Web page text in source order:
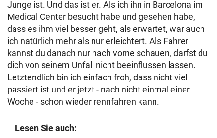
Junge ist. Und das ist er. Als ich ihn in Barcelona im
Medical Center besucht habe und gesehen habe,
dass es ihm viel besser geht, als erwartet, war auch
ich natürlich mehr als nur erleichtert. Als Fahrer
kannst du danach nur nach vorne schauen, darfst du
dich von seinem Unfall nicht beeinflussen lassen.
Letztendlich bin ich einfach froh, dass nicht viel
passiert ist und er jetzt - nach nicht einmal einer
Woche - schon wieder rennfahren kann.
Lesen Sie auch: